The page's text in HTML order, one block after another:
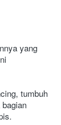
yang
tumbuh